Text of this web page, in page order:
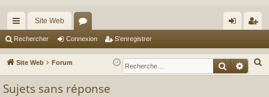
cc
ès
ra
pi
Site Web
or
u
m
s
ne
xi
nr
eg
Rechercher Connexion S’enregistrer
Site Web Forum
e
Sujets sans réponse